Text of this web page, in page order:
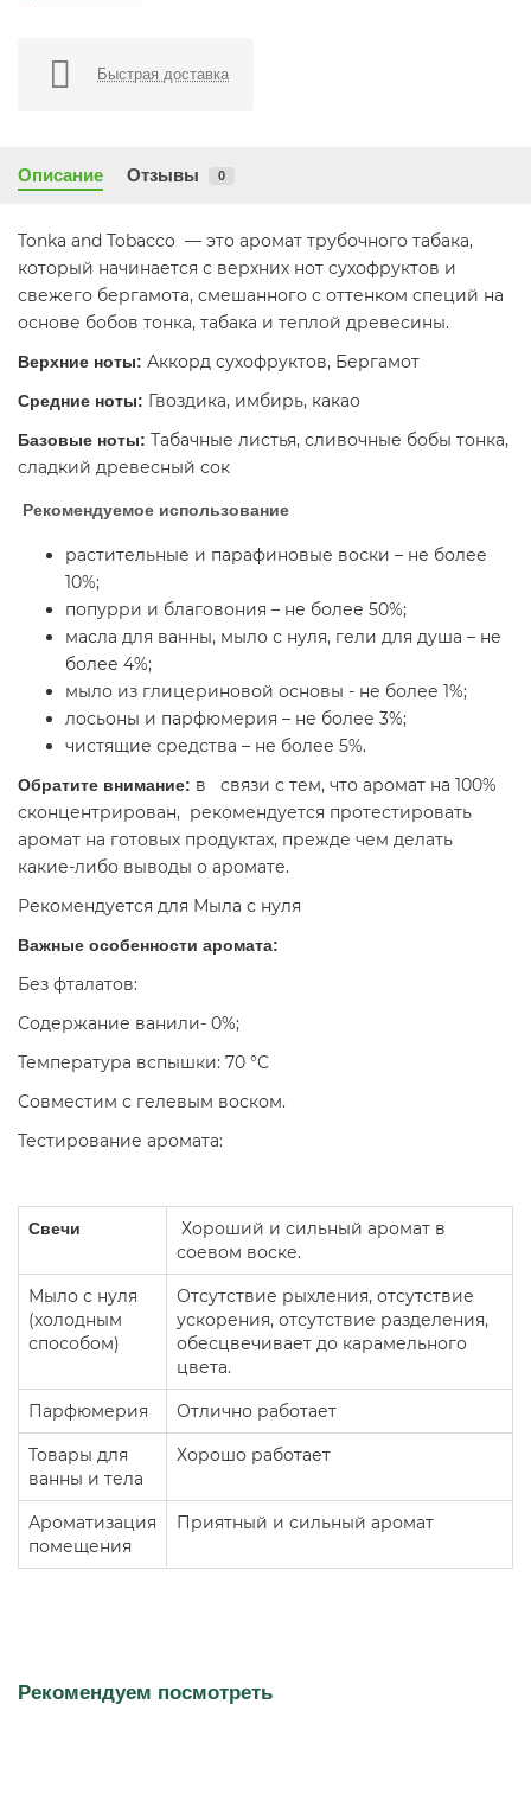
Быстрая доставка
Описание Отзывы 0
Tonka and Tobacco — это аромат трубочного табака,
который начинается с верхних нот сухофруктов и
свежего бергамота, смешанного с оттенком специй на
основе бобов тонка, табака и теплой древесины.
Верхние ноты: Аккорд сухофруктов, Бергамот
Средние ноты: Гвоздика, имбирь, какао
Базовые ноты: Табачные листья, сливочные бобы тонка,
сладкий древесный сок
Рекомендуемое использование
растительные и парафиновые воски – не более
10%;
попурри и благовония – не более 50%;
масла для ванны, мыло с нуля, гели для душа – не
более 4%;
мыло из глицериновой основы - не более 1%;
лосьоны и парфюмерия – не более 3%;
чистящие средства – не более 5%.
Обратите внимание: в связи с тем, что аромат на 100%
сконцентрирован, рекомендуется протестировать
аромат на готовых продуктах, прежде чем делать
какие-либо выводы о аромате.
Рекомендуется для Мыла с нуля
Важные особенности аромата:
Без фталатов:
Содержание ванили- 0%;
Температура вспышки: 70 °C
Совместим с гелевым воском.
Тестирование аромата:
Свечи
Хороший и сильный аромат в
соевом воске.
Мыло с нуля
(холодным
способом)
Отсутствие рыхления, отсутствие
ускорения, отсутствие разделения,
обесцвечивает до карамельного
цвета.
Парфюмерия Отлично работает
Товары для
ванны и тела
Хорошо работает
Ароматизация
помещения
Приятный и сильный аромат
Рекомендуем посмотреть